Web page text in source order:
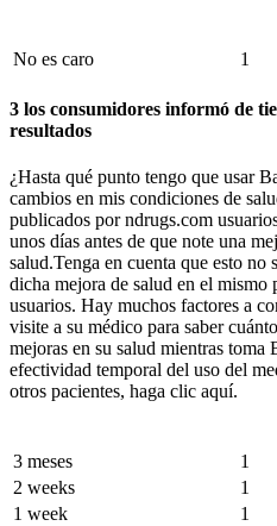
No es caro
1
3 los consumidores informó de
resultados
¿Hasta qué punto tengo que usar
cambios en mis condiciones de
publicados por ndrugs.com
unos días antes de que note una
salud.Tenga en cuenta que esto
dicha mejora de salud en el mismo
usuarios. Hay muchos factores a
visite a su médico para saber
mejoras en su salud mientras toma
efectividad temporal del uso del
otros pacientes, haga clic aquí.
3 meses
1
2 weeks
1
1 week
1